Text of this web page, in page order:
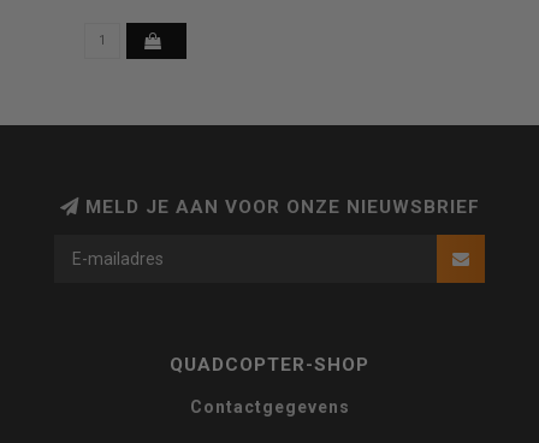
MELD JE AAN VOOR ONZE NIEUWSBRIEF
QUADCOPTER-SHOP
Contactgegevens